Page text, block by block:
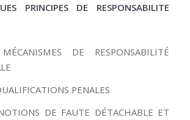
PRINCIPES DE RESPONSABILITE
DE RESPONSABILITÉ
PENALES
DE FAUTE DÉTACHABLE ET